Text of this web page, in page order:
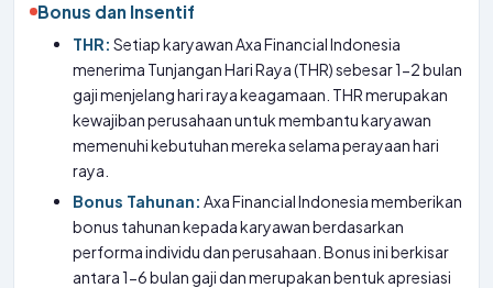
Bonus dan Insentif
THR: Setiap karyawan Axa Financial Indonesia
menerima Tunjangan Hari Raya (THR) sebesar 1-2 bulan
gaji menjelang hari raya keagamaan. THR merupakan
kewajiban perusahaan untuk membantu karyawan
memenuhi kebutuhan mereka selama perayaan hari
raya.
Bonus Tahunan: Axa Financial Indonesia memberikan
bonus tahunan kepada karyawan berdasarkan
performa individu dan perusahaan. Bonus ini berkisar
antara 1-6 bulan gaji dan merupakan bentuk apresiasi